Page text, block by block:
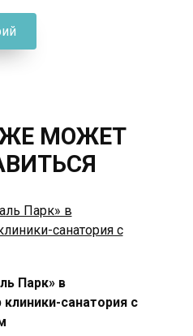
МОЖЕТ
Парк» в
санатория с